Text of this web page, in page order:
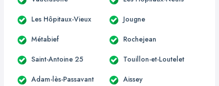
Les Hôpitaux-Vieux Jougne
Métabief Rochejean
Saint-Antoine 25 Touillon-et-Loutelet
Adam-lès-Passavant Aissey